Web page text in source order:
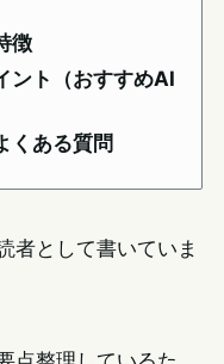
徴
ント（おすすめAI
くある質問
者として書いていま